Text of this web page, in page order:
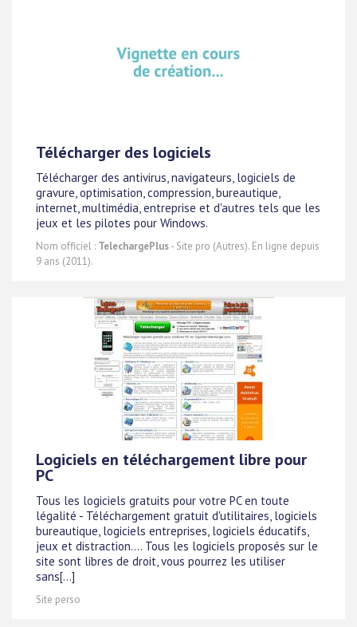
Télécharger des logiciels
Télécharger des antivirus, navigateurs, logiciels de
gravure, optimisation, compression, bureautique,
internet, multimédia, entreprise et d'autres tels que les
jeux et les pilotes pour Windows.
Nom officiel : TelechargePlus- Site pro (Autres). En ligne depuis
9 ans (2011).
Logiciels en téléchargement libre pour
PC
Tous les logiciels gratuits pour votre PC en toute
légalité - Téléchargement gratuit d'utilitaires, logiciels
bureautique, logiciels entreprises, logiciels éducatifs,
jeux et distraction.... Tous les logiciels proposés sur le
site sont libres de droit, vous pourrez les utiliser
sans[...]
Site perso